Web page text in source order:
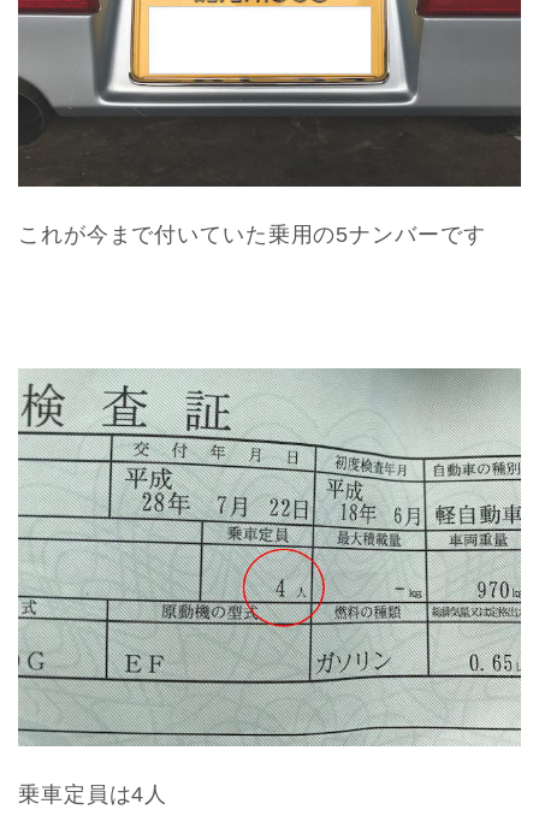
これが今まで付いていた乗用の5ナンバーです
乗車定員は4人